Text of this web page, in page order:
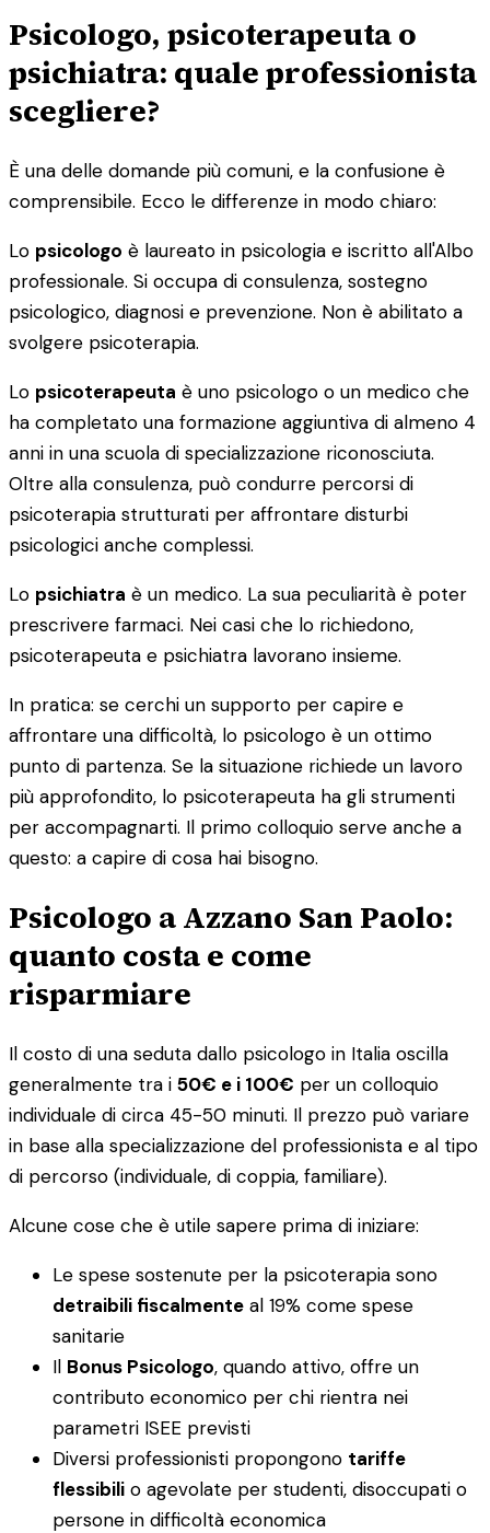
Psicologo, psicoterapeuta o
psichiatra: quale professionista
scegliere?
È una delle domande più comuni, e la confusione è
comprensibile. Ecco le differenze in modo chiaro:
Lo psicologo è laureato in psicologia e iscritto all'Albo
professionale. Si occupa di consulenza, sostegno
psicologico, diagnosi e prevenzione. Non è abilitato a
svolgere psicoterapia.
Lo psicoterapeuta è uno psicologo o un medico che
ha completato una formazione aggiuntiva di almeno 4
anni in una scuola di specializzazione riconosciuta.
Oltre alla consulenza, può condurre percorsi di
psicoterapia strutturati per affrontare disturbi
psicologici anche complessi.
Lo psichiatra è un medico. La sua peculiarità è poter
prescrivere farmaci. Nei casi che lo richiedono,
psicoterapeuta e psichiatra lavorano insieme.
In pratica: se cerchi un supporto per capire e
affrontare una difficoltà, lo psicologo è un ottimo
punto di partenza. Se la situazione richiede un lavoro
più approfondito, lo psicoterapeuta ha gli strumenti
per accompagnarti. Il primo colloquio serve anche a
questo: a capire di cosa hai bisogno.
Psicologo a Azzano San Paolo:
quanto costa e come
risparmiare
Il costo di una seduta dallo psicologo in Italia oscilla
generalmente tra i 50€ e i 100€ per un colloquio
individuale di circa 45-50 minuti. Il prezzo può variare
in base alla specializzazione del professionista e al tipo
di percorso (individuale, di coppia, familiare).
Alcune cose che è utile sapere prima di iniziare:
Le spese sostenute per la psicoterapia sono
detraibili fiscalmente al 19% come spese
sanitarie
Il Bonus Psicologo, quando attivo, offre un
contributo economico per chi rientra nei
parametri ISEE previsti
Diversi professionisti propongono tariffe
flessibili o agevolate per studenti, disoccupati o
persone in difficoltà economica